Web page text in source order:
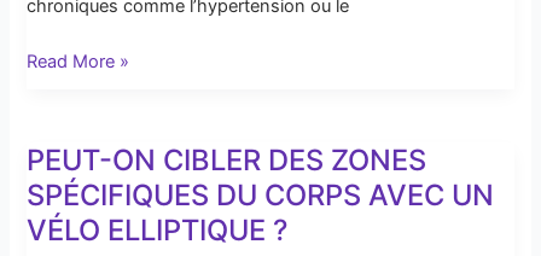
chroniques comme l’hypertension ou le
Read More »
PEUT-ON CIBLER DES ZONES
SPÉCIFIQUES DU CORPS AVEC UN
VÉLO ELLIPTIQUE ?
Peut-
on
cibler
des